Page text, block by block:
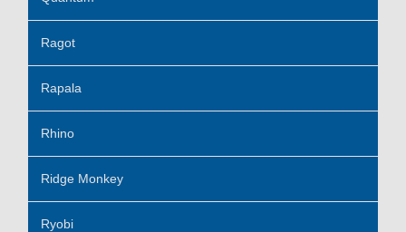
Ragot
Rapala
Rhino
Ridge Monkey
Ryobi